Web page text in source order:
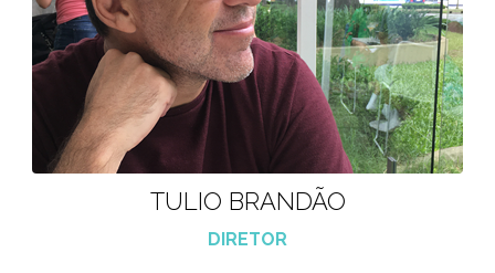
TULIO BRANDÃO
DIRETOR